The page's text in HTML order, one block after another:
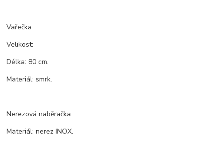
Vařečka
Velikost:
Délka: 80 cm.
Materiál: smrk.
Nerezová naběračka
Materiál: nerez INOX.